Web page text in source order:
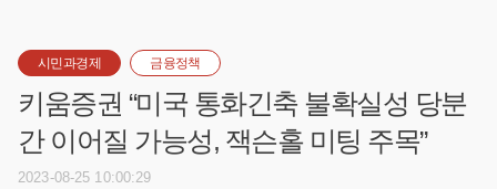
시민과경제 금융정책
키움증권 “미국 통화긴축 불확실성 당분
간 이어질 가능성, 잭슨홀 미팅 주목”
2023-08-25 10:00:29